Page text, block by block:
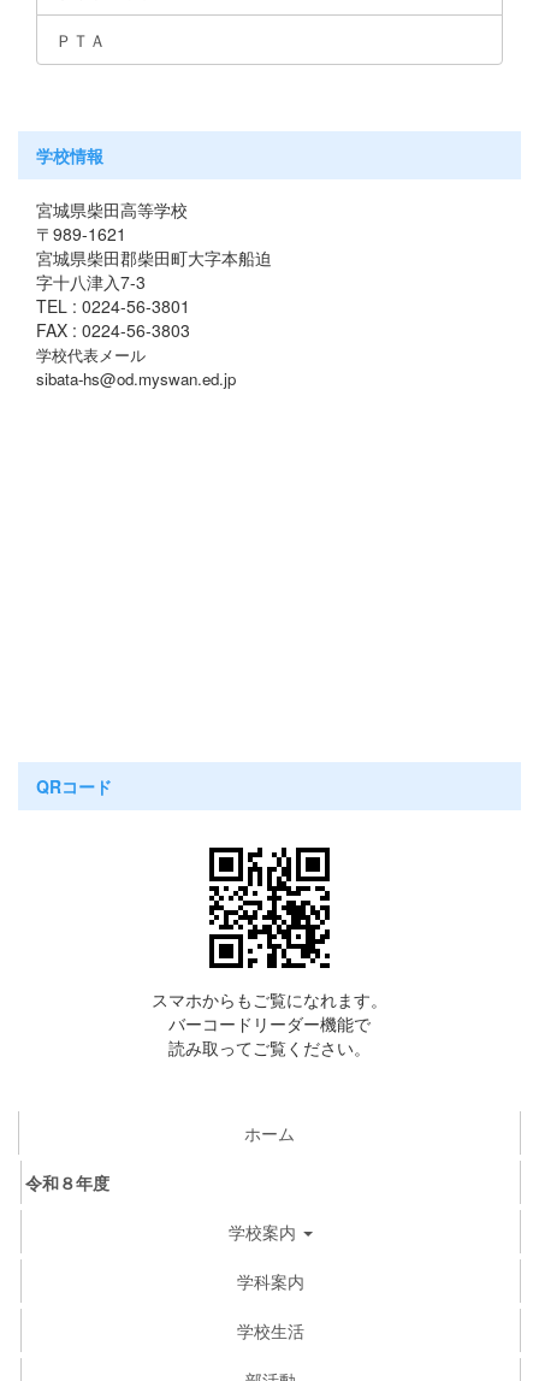
ＰＴＡ
学校情報
宮城県柴田高等学校
〒989-1621
宮城県柴田郡柴田町大字本船迫
字十八津入7-3
TEL : 0224-56-3801
FAX : 0224-56-3803
学校代表メール
sibata-hs@od.myswan.ed.jp
QRコード
スマホからもご覧になれます。
バーコードリーダー機能で
読み取ってご覧ください。
ホーム
令和８年度
学校案内
学科案内
学校生活